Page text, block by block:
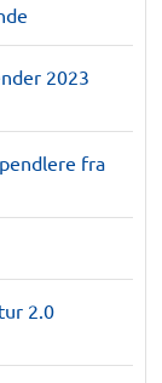
2023
fra
2.0